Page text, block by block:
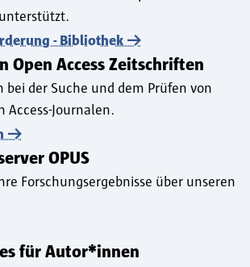
- Bibliothek
Open Access Zeitschriften
der Suche und dem Prüfen von
Access-Journalen.
OPUS
Forschungsergebnisse über unseren
für Autor*innen